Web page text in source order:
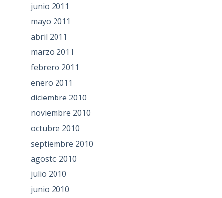
junio 2011
mayo 2011
abril 2011
marzo 2011
febrero 2011
enero 2011
diciembre 2010
noviembre 2010
octubre 2010
septiembre 2010
agosto 2010
julio 2010
junio 2010